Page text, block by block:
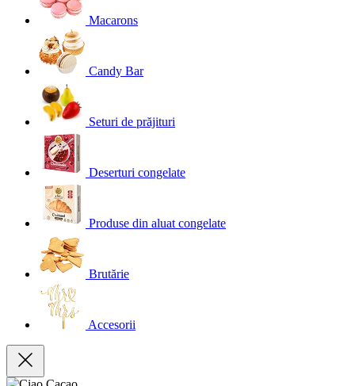
Macarons
Candy Bar
Seturi de prăjituri
Deserturi congelate
Produse din aluat congelate
Brutărie
Accesorii